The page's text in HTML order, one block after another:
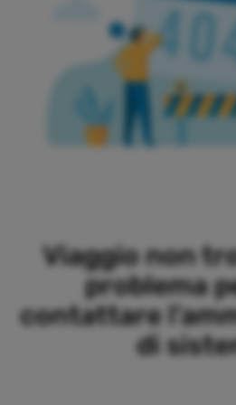
Viaggio non
problema
contattare
di